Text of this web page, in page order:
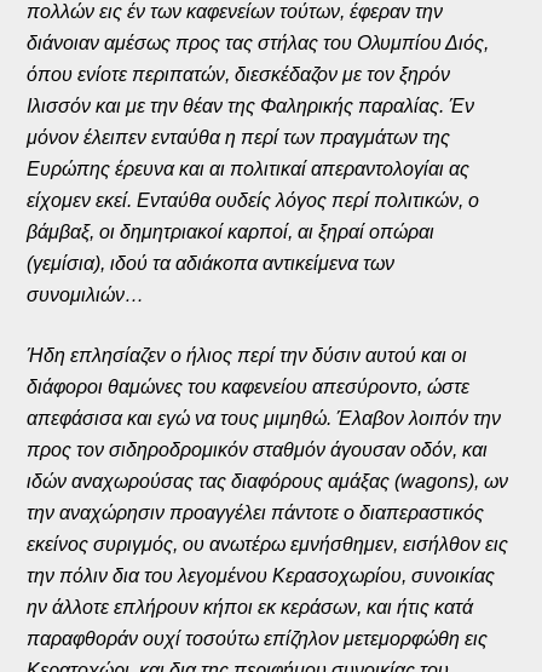
πολλών εις έν των καφενείων τούτων, έφεραν την
διάνοιαν αμέσως προς τας στήλας του Ολυμπίου Διός,
όπου ενίοτε περιπατών, διεσκέδαζον με τον ξηρόν
Ιλισσόν και με την θέαν της Φαληρικής παραλίας. Έν
μόνον έλειπεν ενταύθα η περί των πραγμάτων της
Ευρώπης έρευνα και αι πολιτικαί απεραντολογίαι ας
είχομεν εκεί. Ενταύθα ουδείς λόγος περί πολιτικών, ο
βάμβαξ, οι δημητριακοί καρποί, αι ξηραί οπώραι
(γεμίσια), ιδού τα αδιάκοπα αντικείμενα των
συνομιλιών…
Ήδη επλησίαζεν ο ήλιος περί την δύσιν αυτού και οι
διάφοροι θαμώνες του καφενείου απεσύροντο, ώστε
απεφάσισα και εγώ να τους μιμηθώ. Έλαβον λοιπόν την
προς τον σιδηροδρομικόν σταθμόν άγουσαν οδόν, και
ιδών αναχωρούσας τας διαφόρους αμάξας (wagons), ων
την αναχώρησιν προαγγέλει πάντοτε ο διαπεραστικός
εκείνος συριγμός, ου ανωτέρω εμνήσθημεν, εισήλθον εις
την πόλιν δια του λεγομένου Κερασοχωρίου, συνοικίας
ην άλλοτε επλήρουν κήποι εκ κεράσων, και ήτις κατά
παραφθοράν ουχί τοσούτω επίζηλον μετεμορφώθη εις